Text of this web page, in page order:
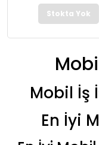
Stokta Yok
Mobil İş
En İyi